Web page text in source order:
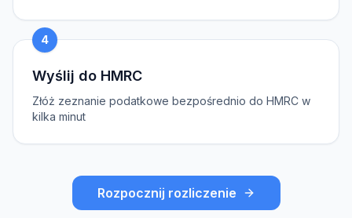
4
Wyślij do HMRC
Złóż zeznanie podatkowe bezpośrednio do HMRC w
kilka minut
Rozpocznij rozliczenie